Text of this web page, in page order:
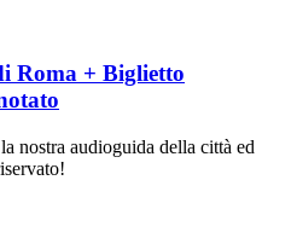
Roma + Biglietto
nostra audioguida della città ed